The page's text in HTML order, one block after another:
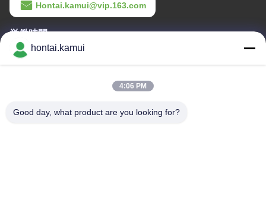
Hontai.kamui@vip.163.com
労働時間
11:00-21:00
NO.7-A5,ZHONGHANGBEIYUANビルディング,42 ZHONGHANG
hontai.kamui
4:06 PM
Good day, what product are you looking for?